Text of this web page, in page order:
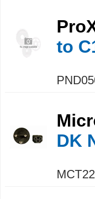
to
DK